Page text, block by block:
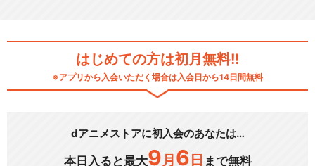
はじめての方は初月無料!!
※アプリから入会いただく場合は入会日から14日間無料
dアニメストアに初入会のあなたは…
本日入ると最大9 月 6 日 まで無料